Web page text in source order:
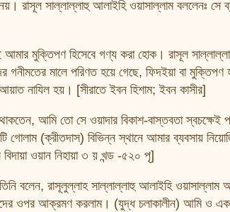
রাসূল সাল্লাল্লাহু আলাইহি ওয়াসাল্লাম বললেনঃ সে
মুক্তিপণ হিসেবে গণ্য করা হোক। রাসূল
গনীমতের মালে পরিণত হয়ে গেছে, ফিদইয়া বা
নাযিল হয়। [সীরাতে ইবন হিশাম; ইবন কাসীর]
আমি তো সে ওয়াদার বিকাশ-বাস্তবতা
(ক্রীতদাস) বিভিন্ন স্থানে আমার ব্যবসায়
ওয়ান নিহায়া ৩ য় খন্ড -৫২০ পৃ]
বলেন, রাসূলুল্লাহ সাল্লাল্লাহু আলাইহি ওয়াসাল্লাম
ওপর আক্রমণ করলাম। (যুদ্ধ চলাকালীন) আমি ও